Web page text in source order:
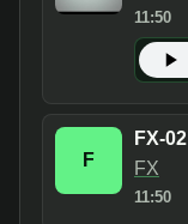
11:50
F
FX-02
FX
11:50